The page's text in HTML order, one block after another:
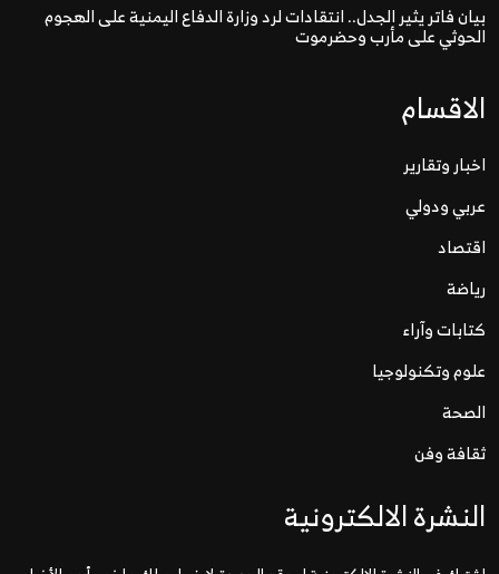
بيان فاتر يثير الجدل.. انتقادات لرد وزارة الدفاع اليمنية على الهجوم
الحوثي على مأرب وحضرموت
الاقسام
اخبار وتقارير
عربي ودولي
اقتصاد
رياضة
كتابات وآراء
علوم وتكنولوجيا
الصحة
ثقافة وفن
النشرة الالكترونية